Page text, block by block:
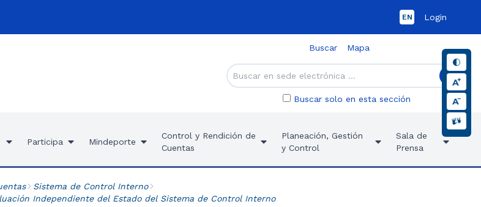
EN Login
Buscar Mapa
Buscar solo en esta sección
Participa Mindeporte
Control y Rendición de
Cuentas
Planeación, Gestión
y Control
Sala de
Prensa
Sistema de Control Interno
Independiente del Estado del Sistema de Control Interno